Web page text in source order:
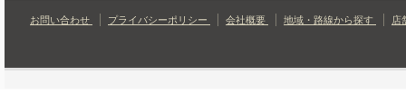
お問い合わせ プライバシーポリシー 会社概要 地域・路線から探す 店